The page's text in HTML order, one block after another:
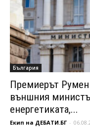
България
Премиерът Румен
външния
енергетиката,...
Екип на ДЕБАТИ.БГ -